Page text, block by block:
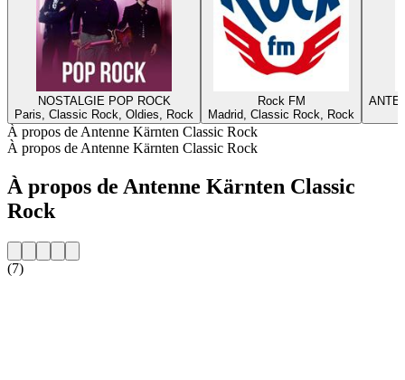
NOSTALGIE POP ROCK
Paris, Classic Rock, Oldies, Rock
Rock FM
Madrid, Classic Rock, Rock
À propos de Antenne Kärnten Classic Rock
À propos de Antenne Kärnten Classic Rock
À propos de Antenne Kärnten Classic
Rock
(7)